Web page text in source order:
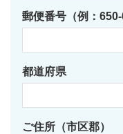
郵便番号（例：650-
都道府県
ご住所（市区郡）